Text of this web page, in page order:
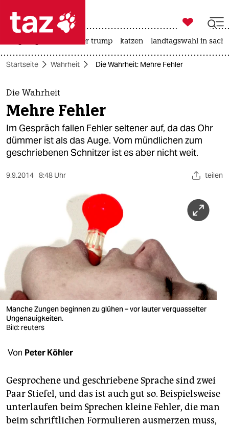
 taz zahl ich
taz zahl ich
themen
politik
öko
gesellschaft
nord
wahrheit
verlag
verlag
shop
fragen & hilfe
unterstützen
abo

taz zahl ich
usa unter trump katzen landtagswahl in
Startseite Wahrheit Die Wahrheit: Mehre Fehler
Die Wahrheit
Mehre Fehler
Im Gespräch fallen Fehler seltener auf, da das Ohr
dümmer ist als das Auge. Vom mündlichen zum
geschriebenen Schnitzer ist es aber nicht weit.
9.9.2014 8:48 Uhr teilen
Manche Zungen beginnen zu glühen – vor lauter verquasselter
Ungenauigkeiten.
Bild: reuters
Von Peter Köhler
Gesprochene und geschriebene Sprache sind zwei
Paar Stiefel, und das ist auch gut so. Beispielsweise
unterlaufen beim Sprechen kleine Fehler, die man
beim schriftlichen Formulieren ausmerzen muss,